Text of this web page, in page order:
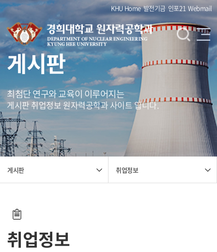
KHU Home 발전기금 인포21 Webmail
게시판
최첨단 연구와 교육이 이루어지는
게시판 취업정보 원자력공학과 사이트 입니다.
게시판 취업정보
취업정보